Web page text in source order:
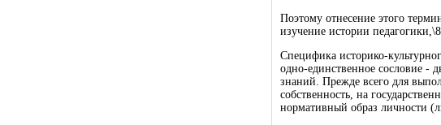
Поэтому отнесение этого
изучение истории
Специфика историко-
одно-единственное сословие -
знаний. Прежде всего для
собственность, на
нормативный образ личности